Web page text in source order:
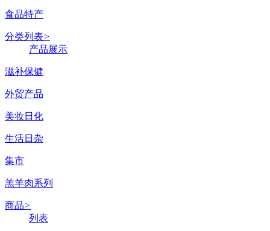
食品特产
分类列表>
产品展示
滋补保健
外贸产品
美妆日化
生活日杂
集市
羔羊肉系列
商品>
列表